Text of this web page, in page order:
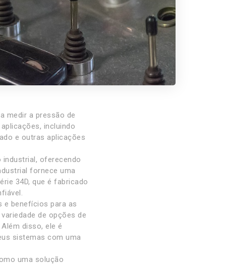
medir a pressão de
incluindo
e outras aplicações
oferecendo
fornece uma
34D, que é fabricado
e benefícios para as
de opções de
disso, ele é
sistemas com uma
uma solução